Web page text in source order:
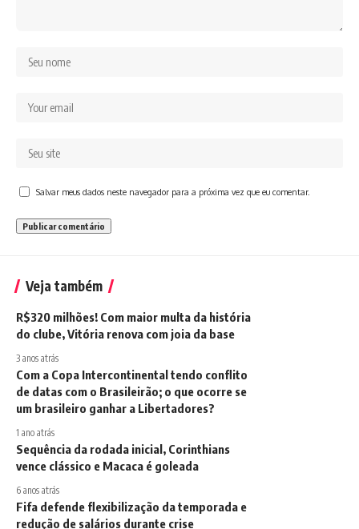
Salvar meus dados neste navegador para a próxima vez que eu comentar.
Veja também
R$320 milhões! Com maior multa da história
do clube, Vitória renova com joia da base
3 anos atrás
Com a Copa Intercontinental tendo conflito
de datas com o Brasileirão; o que ocorre se
um brasileiro ganhar a Libertadores?
1 ano atrás
Sequência da rodada inicial, Corinthians
vence clássico e Macaca é goleada
6 anos atrás
Fifa defende flexibilização da temporada e
redução de salários durante crise